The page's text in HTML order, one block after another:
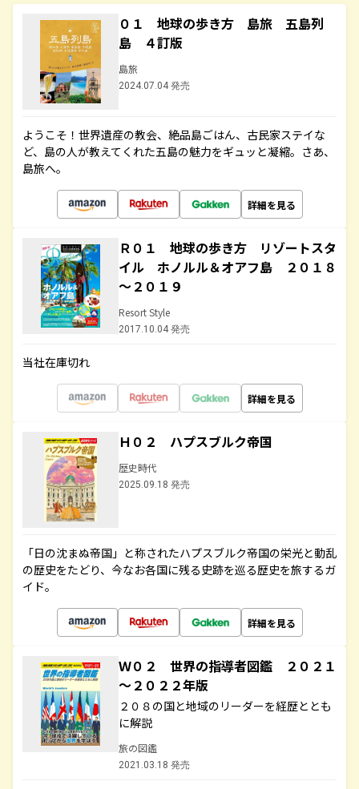
０１ 地球の歩き方 島旅 五島列
島 ４訂版
島旅
2024.07.04 発売
ようこそ！世界遺産の教会、絶品島ごはん、古民家ステイな
ど、島の人が教えてくれた五島の魅力をギュッと凝縮。さあ、
島旅へ。
詳細を見る
Ｒ０１ 地球の歩き方 リゾートスタ
イル ホノルル＆オアフ島 ２０１８
～２０１９
Resort Style
2017.10.04 発売
当社在庫切れ
詳細を見る
Ｈ０２ ハプスブルク帝国
歴史時代
2025.09.18 発売
「日の沈まぬ帝国」と称されたハプスブルク帝国の栄光と動乱
の歴史をたどり、今なお各国に残る史跡を巡る歴史を旅するガ
イド。
詳細を見る
Ｗ０２ 世界の指導者図鑑 ２０２１
～２０２２年版
２０８の国と地域のリーダーを経歴ととも
に解説
旅の図鑑
2021.03.18 発売